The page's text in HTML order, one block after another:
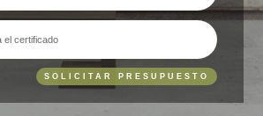
SOLICITAR PRESUPUESTO